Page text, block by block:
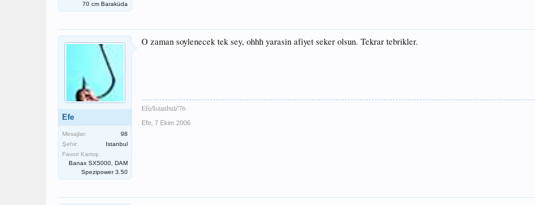
70 cm Baraküda
Efe
Mesajlar:
98
Şehir:
Istanbul
Favori Kamış:
Banax SX5000, DAM
Spezipower 3.50
O zaman soylenecek tek sey, ohhh yarasin afiyet seker olsun. Tekrar tebrikler.
Efe/Istanbul/'76
Efe 7 Ekim 2006